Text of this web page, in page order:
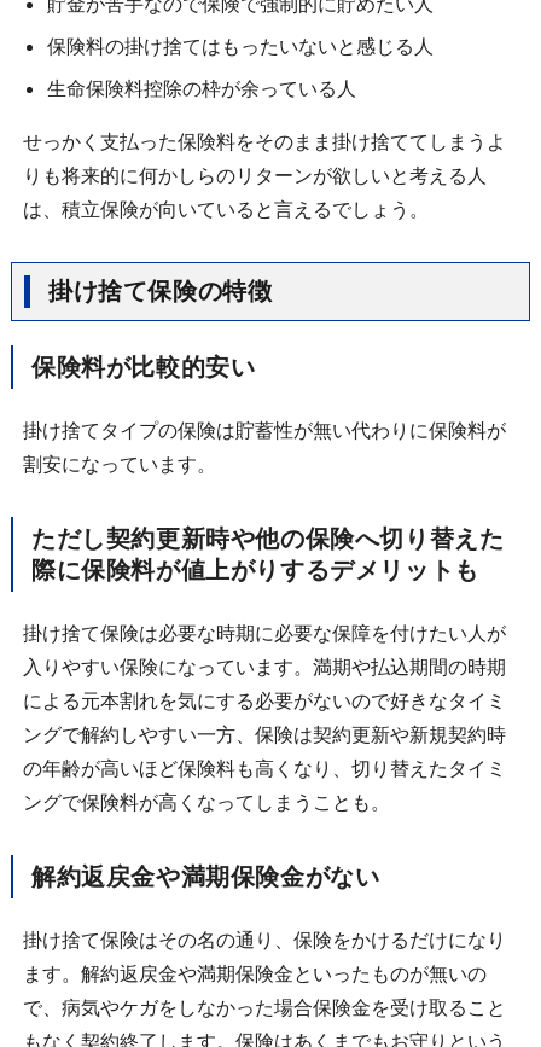
保険料の掛け捨てはもったいないと感じる人
生命保険料控除の枠が余っている人
せっかく支払った保険料をそのまま掛け捨ててしまうよ
りも将来的に何かしらのリターンが欲しいと考える人
は、積立保険が向いていると言えるでしょう。
掛け捨て保険の特徴
保険料が比較的安い
掛け捨てタイプの保険は貯蓄性が無い代わりに保険料が
割安になっています。
ただし契約更新時や他の保険へ切り替えた
際に保険料が値上がりするデメリットも
掛け捨て保険は必要な時期に必要な保障を付けたい人が
入りやすい保険になっています。満期や払込期間の時期
による元本割れを気にする必要がないので好きなタイミ
ングで解約しやすい一方、保険は契約更新や新規契約時
の年齢が高いほど保険料も高くなり、切り替えたタイミ
ングで保険料が高くなってしまうことも。
解約返戻金や満期保険金がない
掛け捨て保険はその名の通り、保険をかけるだけになり
ます。解約返戻金や満期保険金といったものが無いの
で、病気やケガをしなかった場合保険金を受け取ること
もなく契約終了します。保険はあくまでもお守りという